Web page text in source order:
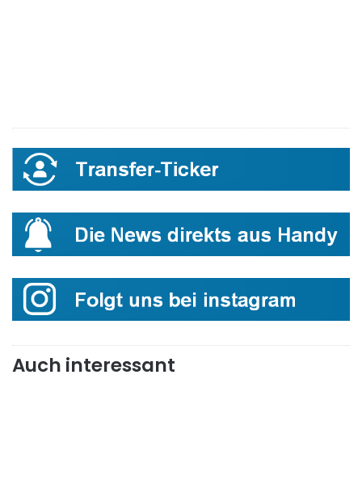
Auch interessant